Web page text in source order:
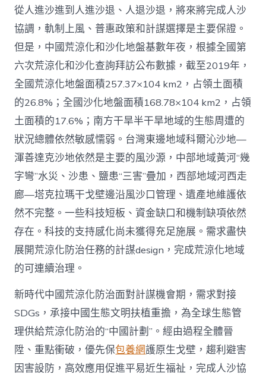
從人進沙進到人進沙退、人退沙退，將來將完成人沙
協調，軌制上風、普惠政策和計謀選擇是主要保證。
但是，中國荒涼化和沙化地盤基數年夜，根據全國第
六次荒涼化和沙化查詢拜訪公布數據，截至2019年，
全國荒涼化地盤面積257.37×104 km2，占領土面積
的26.8%；全國沙化地盤面積168.78×104 km2，占領
土面積的17.6%；南方干旱半干旱地域的生態周遭的
狀況總體依然敏感懦弱。台灣東邊地域科爾沁沙地—
渾善達克沙地依然是主要的風沙源，中部地域黃河“幾
字彎”水災、沙患、鹽患“三害”疊加，西部地域河西走
廊—塔克拉瑪干戈壁邊沿風沙口管理、遺產地維護依
然不完整。一些科技短板、資金缺口和機制缺項依然
存在。科技的支持感化尚未獲得充足施展。需求盡快
展開荒涼化防治任務的計謀design，完成荒涼化地域
的可連續治理。
新時代中國荒涼化防治面對計謀機會期，需求對接
SDGs，承接中國生態文明扶植重擔，為全球生態管
理供給荒涼化防治的“中國計劃”。經由過程全體晉
陞、重點衝破，優先保包養網護原生戈壁，趨利避害
因害設防，高效應用促進平易近生福祉，完成人沙協